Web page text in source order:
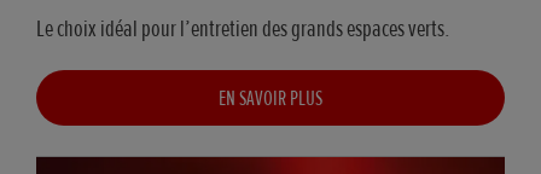
Le choix idéal pour l’entretien des grands espaces verts.
EN SAVOIR PLUS